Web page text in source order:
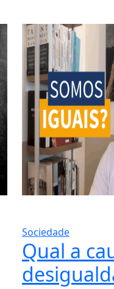
Sociedade
Qual a